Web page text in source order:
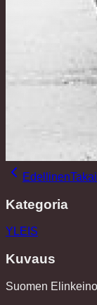
Edellinen
Kategoria
YLEIS
Kuvaus
Suomen